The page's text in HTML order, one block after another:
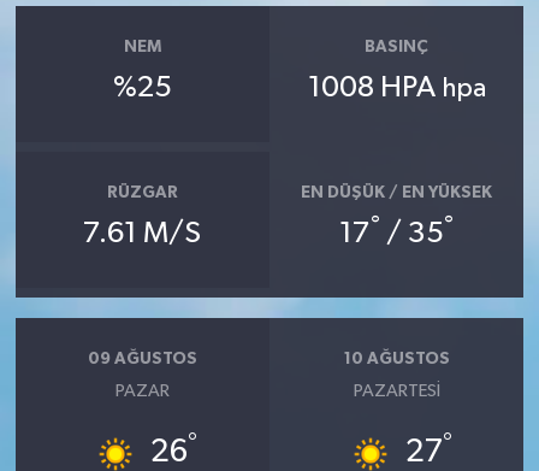
NEM
%25
BASINÇ
1008 HPA hpa
RÜZGAR
7.61 M/S
EN DÜŞÜK / EN YÜKSEK
17° / 35°
09 AĞUSTOS
PAZAR
26°
10 AĞUSTOS
PAZARTESI
27°